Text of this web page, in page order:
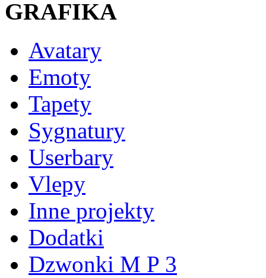
GRAFIKA
Avatary
Emoty
Tapety
Sygnatury
Userbary
Vlepy
Inne projekty
Dodatki
Dzwonki M P 3